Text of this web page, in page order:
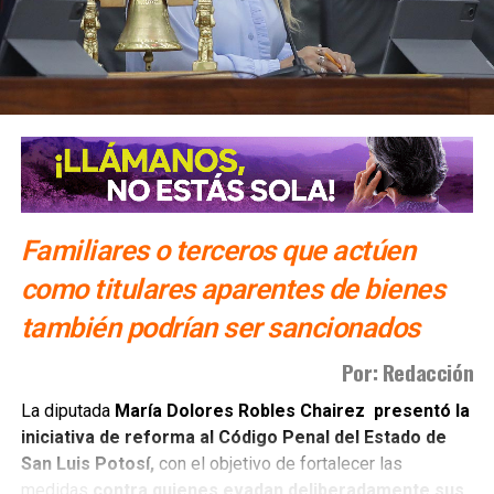
Familiares o terceros que actúen
como titulares aparentes de bienes
también podrían ser sancionados
Por: Redacción
La diputada María Dolores Robles Chairez presentó la
iniciativa de reforma al Código Penal del Estado de
San Luis Potosí, con el objetivo de fortalecer las